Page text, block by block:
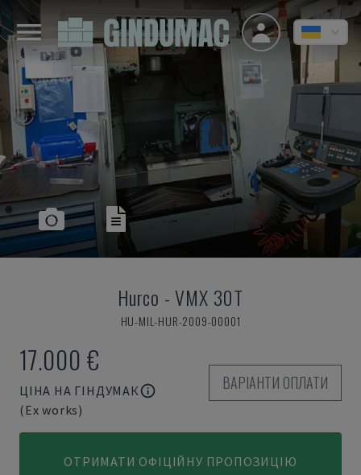
Hurco -VMX 30T
HU-MIL-HUR-2009-00001
17.000 €
ЦІНА НА ГІНДУМАК
(Ex works)
ВАРІАНТИ ОПЛАТИ
ОТРИМАТИ ОФІЦІЙНУ ПРОПОЗИЦІЮ